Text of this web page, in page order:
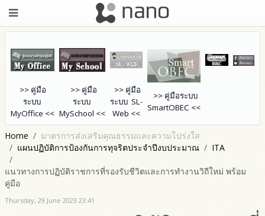
>> คู่มือ
ระบบ
MyOffice <<
>> คู่มือ
ระบบ
MySchool <<
>> คู่มือ
ระบบ SL-
Web <<
>> คู่มือระบบ
SmartOBEC <<
Home
มาตรการส่งเสริมคุณธรรมและความโปร่งใส
แผนปฏิบัติการป้องกันการทุจริตประจำปีงบประมาณ
ITA
แนวทางการปฏิบัติราชการที่รองรับชีวิตและการทำงานวิถีใหม่ พร้อม
คู่มือ
Thursday, 29 June 2023 23:41